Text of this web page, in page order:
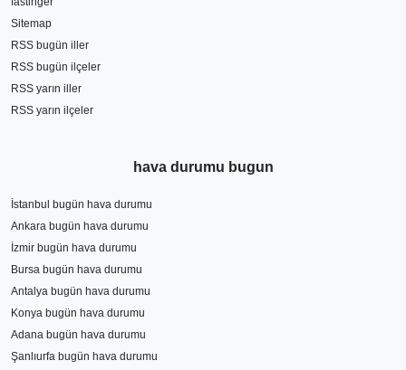
Sitemap
RSS bugün iller
RSS bugün ilçeler
RSS yarın iller
RSS yarın ilçeler
hava durumu bugun
İstanbul bugün hava durumu
Ankara bugün hava durumu
İzmir bugün hava durumu
Bursa bugün hava durumu
Antalya bugün hava durumu
Konya bugün hava durumu
Adana bugün hava durumu
Şanlıurfa bugün hava durumu